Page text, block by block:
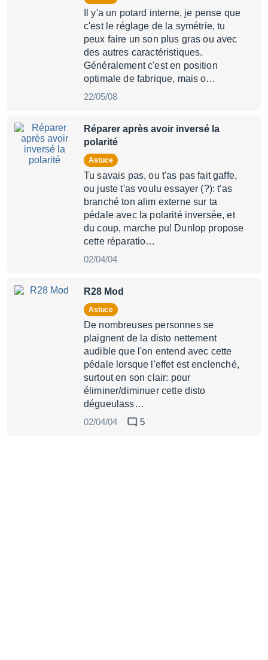
Il y'a un potard interne, je pense que
c'est le réglage de la symétrie, tu
peux faire un son plus gras ou avec
des autres caractéristiques.
Généralement c'est en position
optimale de fabrique, mais o…
22/05/08
Réparer après avoir inversé la
polarité
Astuce
Tu savais pas, ou t'as pas fait gaffe,
ou juste t'as voulu essayer (?): t'as
branché ton alim externe sur ta
pédale avec la polarité inversée, et
du coup, marche pu! Dunlop propose
cette réparatio…
02/04/04
R28 Mod
Astuce
De nombreuses personnes se
plaignent de la disto nettement
audible que l'on entend avec cette
pédale lorsque l'effet est enclenché,
surtout en son clair: pour
éliminer/diminuer cette disto
dégueulass…
02/04/04
5